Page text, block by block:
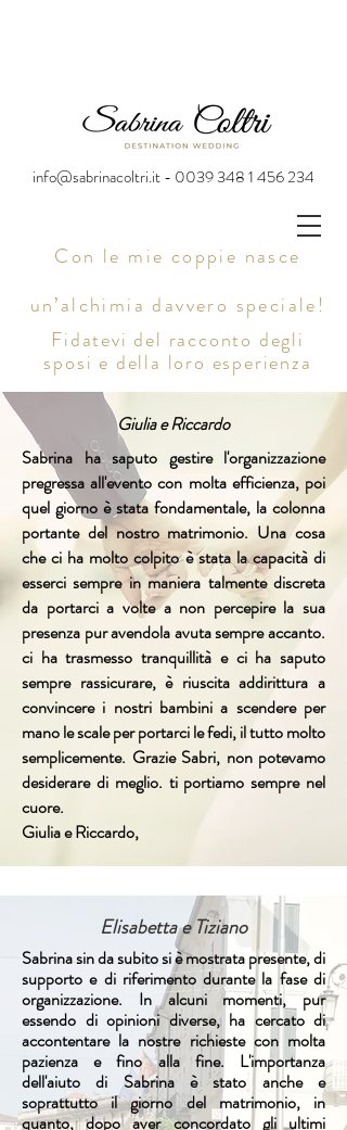
info@sabrinacoltri.it - 0039 348 1 456 234
Giulia e Riccardo
Sabrina ha saputo gestire l'organizzazione
pregressa all'evento con molta efficienza, poi
quel giorno è stata fondamentale, la colonna
portante del nostro matrimonio. Una cosa
che ci ha molto colpito è stata la capacità di
esserci sempre in maniera talmente discreta
da portarci a volte a non percepire la sua
presenza pur avendola avuta sempre accanto.
ci ha trasmesso tranquillità e ci ha saputo
sempre rassicurare, è riuscita addirittura a
convincere i nostri bambini a scendere per
mano le scale per portarci le fedi, il tutto molto
semplicemente. Grazie Sabri, non potevamo
desiderare di meglio. ti portiamo sempre nel
cuore.
Giulia e Riccardo,
Elisabetta e Tiziano
Sabrina sin da subito si è mostrata presente, di
supporto e di riferimento durante la fase di
organizzazione. In alcuni momenti, pur
essendo di opinioni diverse, ha cercato di
accontentare la nostre richieste con molta
pazienza e fino alla fine. L'importanza
dell'aiuto di Sabrina è stato anche e
soprattutto il giorno del matrimonio, in
quanto, dopo aver concordato gli ultimi
Con le mie coppie nasce
un’alchimia davvero speciale!
Fidatevi del racconto degli
sposi e della loro esperienza